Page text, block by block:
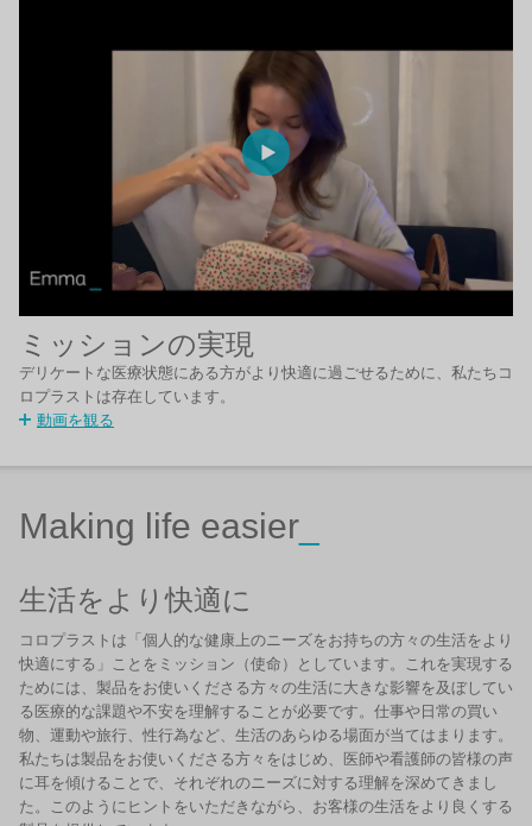
ミッションの実現
デリケートな医療状態にある方がより快適に過ごせるために、私たちコ
ロプラストは存在しています。
動画を観る
Making life easier
生活をより快適に
コロプラストは「個人的な健康上のニーズをお持ちの方々の生活をより
快適にする」ことをミッション（使命）としています。これを実現する
ためには、製品をお使いくださる方々の生活に大きな影響を及ぼしてい
る医療的な課題や不安を理解することが必要です。仕事や日常の買い
物、運動や旅行、性行為など、生活のあらゆる場面が当てはまります。
私たちは製品をお使いくださる方々をはじめ、医師や看護師の皆様の声
に耳を傾けることで、それぞれのニーズに対する理解を深めてきまし
た。このようにヒントをいただきながら、お客様の生活をより良くする